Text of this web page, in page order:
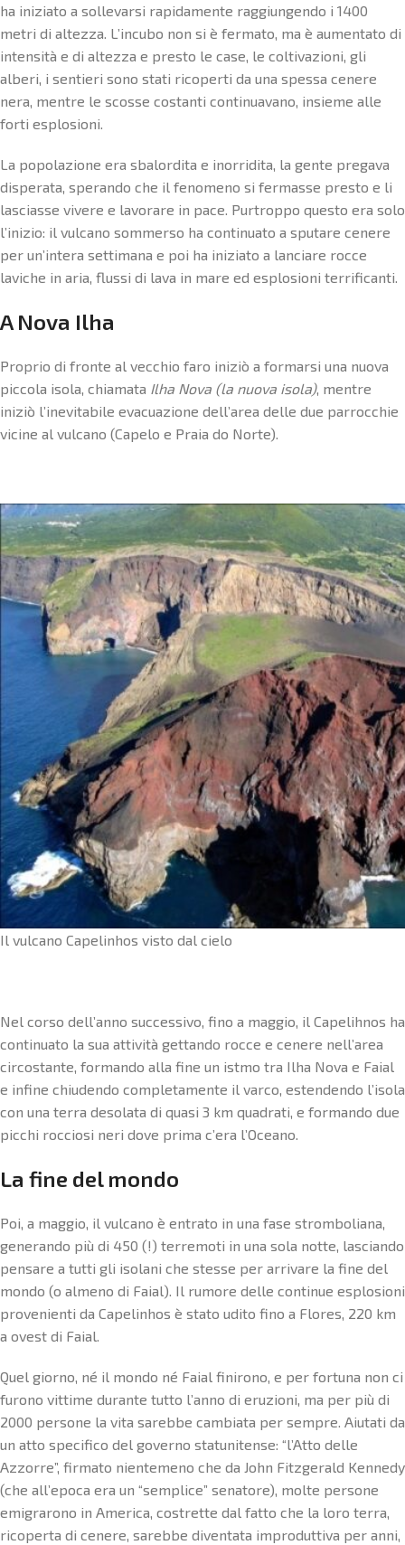
ha iniziato a sollevarsi rapidamente raggiungendo i 1400
metri di altezza. L’incubo non si è fermato, ma è aumentato di
intensità e di altezza e presto le case, le coltivazioni, gli
alberi, i sentieri sono stati ricoperti da una spessa cenere
nera, mentre le scosse costanti continuavano, insieme alle
forti esplosioni.
La popolazione era sbalordita e inorridita, la gente pregava
disperata, sperando che il fenomeno si fermasse presto e li
lasciasse vivere e lavorare in pace. Purtroppo questo era solo
l’inizio: il vulcano sommerso ha continuato a sputare cenere
per un’intera settimana e poi ha iniziato a lanciare rocce
laviche in aria, flussi di lava in mare ed esplosioni terrificanti.
A Nova Ilha
Proprio di fronte al vecchio faro iniziò a formarsi una nuova
piccola isola, chiamata Ilha Nova (la nuova isola), mentre
iniziò l’inevitabile evacuazione dell’area delle due parrocchie
vicine al vulcano (Capelo e Praia do Norte).
Il vulcano Capelinhos visto dal cielo
Nel corso dell’anno successivo, fino a maggio, il Capelihnos ha
continuato la sua attività gettando rocce e cenere nell’area
circostante, formando alla fine un istmo tra Ilha Nova e Faial
e infine chiudendo completamente il varco, estendendo l’isola
con una terra desolata di quasi 3 km quadrati, e formando due
picchi rocciosi neri dove prima c’era l’Oceano.
La fine del mondo
Poi, a maggio, il vulcano è entrato in una fase stromboliana,
generando più di 450 (!) terremoti in una sola notte, lasciando
pensare a tutti gli isolani che stesse per arrivare la fine del
mondo (o almeno di Faial). Il rumore delle continue esplosioni
provenienti da Capelinhos è stato udito fino a Flores, 220 km
a ovest di Faial.
Quel giorno, né il mondo né Faial finirono, e per fortuna non ci
furono vittime durante tutto l’anno di eruzioni, ma per più di
2000 persone la vita sarebbe cambiata per sempre. Aiutati da
un atto specifico del governo statunitense: “l’Atto delle
Azzorre”, firmato nientemeno che da John Fitzgerald Kennedy
(che all’epoca era un “semplice” senatore), molte persone
emigrarono in America, costrette dal fatto che la loro terra,
ricoperta di cenere, sarebbe diventata improduttiva per anni,